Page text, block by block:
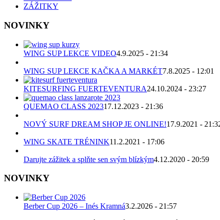
ZÁŽITKY
NOVINKY
WING SUP LEKCE VIDEO4.9.2025 - 21:34
WING SUP LEKCE KAČKA A MARKÉT7.8.2025 - 12:01
KITESURFING FUERTEVENTURA24.10.2024 - 23:27
QUEMAO CLASS 202317.12.2023 - 21:36
NOVÝ SURF DREAM SHOP JE ONLINE!17.9.2021 -
WING SKATE TRÉNINK11.2.2021 - 17:06
Darujte zážitek a splňte sen svým blízkým4.12.2020 - 20:59
NOVINKY
Berber Cup 2026 – Inés Kramná3.2.2026 - 21:57